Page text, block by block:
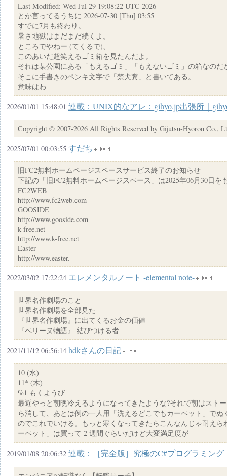
Last Modified: Wed Jul 29 19:08:22 UTC 2026
とか言ってるうちに 2026-07-30 [Thu] 03:55
すでに7月も終わり。
暑さ地獄はまだまだ続くよ。
ところでやねー (てくるで)、
このあいだ超笑えるゴミ箱を見たんだよ。
それは某公園にある「もえるゴミ」「もえないゴミ」の箱なのだ
そこに手書きのペンキ文字で「禁犬糞」と書いてある。
意味はわ
2026/01/01 15:48:01 連載：UNIX的なアレ：gihyo.jp出張所｜
Copyright © 2007-2026 All Rights Reserved by Gijutsu-Hyoron Co.,
2025/07/01 00:03:55 すだち
旧FC2無料ホームページスペースサービス終了のお知らせ
下記の「旧FC2無料ホームページスペース」は2025年06月30日
FC2WEB
http://www.fc2web.com
GOOSIDE
http://www.gooside.com
k-free.net
http://www.k-free.net
Easter
http://www.easter.
2022/03/02 17:22:24 エレメンタルノート -elemental note-
世界名作劇場のこと
世界名作劇場を全部見た
『世界名作劇場』に出てくるお金の価値
『ペリーヌ物語』 結びつける者
2021/11/12 06:56:14 hdkさんの日記
10 (水)
11* (木)
%1 もくようび
最近やっと朝晩冷えるようになってきたような?それで朝はスト
ら消して、あとは例の一人用「洗えるどこでもカーペット」で
のでこれでいける。もっと寒くなってきたらこんなんじゃ耐え
ーペット」は買って 2 週間ぐらいだけど大変満足度が
2019/01/08 20:06:32 連載：［完全版］究極のC#プログラミング